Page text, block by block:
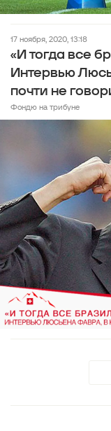
17 ноября, 2020, 13:18
«И тогда все
Интервью
почти не
Фондю на трибуне